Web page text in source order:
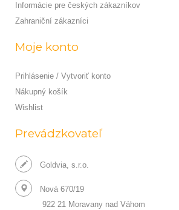
Informácie pre českých zákazníkov
Zahraniční zákazníci
Moje konto
Prihlásenie / Vytvoriť konto
Nákupný košík
Wishlist
Prevádzkovateľ
Goldvia, s.r.o.
Nová 670/19
922 21 Moravany nad Váhom